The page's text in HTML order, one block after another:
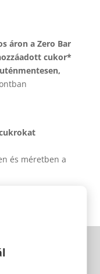
áron a Zero Bar
cukor*
és méretben a